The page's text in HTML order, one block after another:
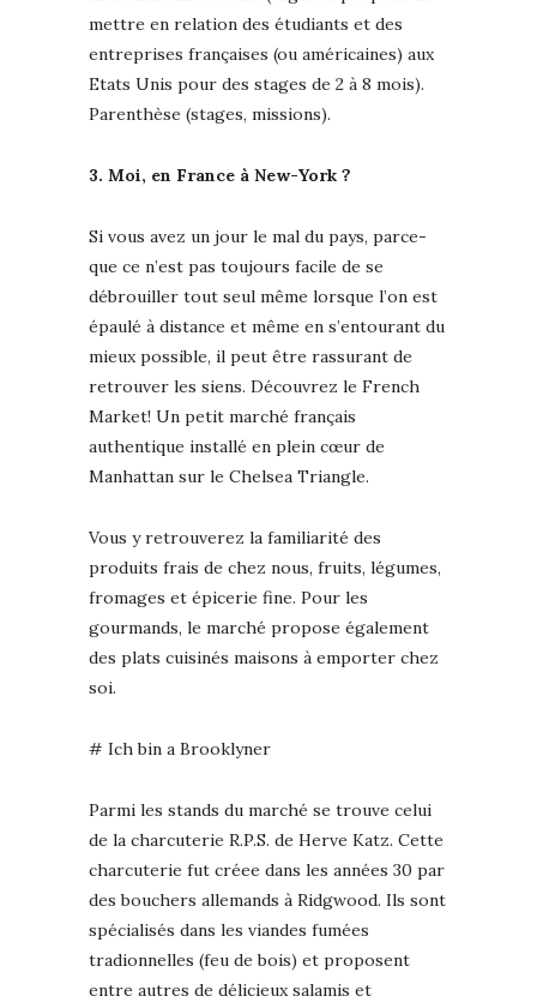
mettre en relation des étudiants et des
entreprises françaises (ou américaines) aux
Etats Unis pour des stages de 2 à 8 mois).
Parenthèse (stages, missions).
3. Moi, en France à New-York ?
Si vous avez un jour le mal du pays, parce-
que ce n’est pas toujours facile de se
débrouiller tout seul même lorsque l’on est
épaulé à distance et même en s’entourant du
mieux possible, il peut être rassurant de
retrouver les siens. Découvrez le French
Market! Un petit marché français
authentique installé en plein cœur de
Manhattan sur le Chelsea Triangle.
Vous y retrouverez la familiarité des
produits frais de chez nous, fruits, légumes,
fromages et épicerie fine. Pour les
gourmands, le marché propose également
des plats cuisinés maisons à emporter chez
soi.
# Ich bin a Brooklyner
Parmi les stands du marché se trouve celui
de la charcuterie R.P.S. de Herve Katz. Cette
charcuterie fut créee dans les années 30 par
des bouchers allemands à Ridgwood. Ils sont
spécialisés dans les viandes fumées
tradionnelles (feu de bois) et proposent
entre autres de délicieux salamis et